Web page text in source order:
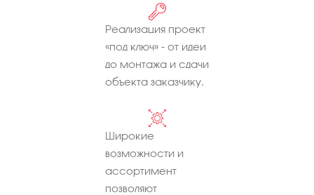
Реализация проект
«под ключ» - от идеи
до монтажа и сдачи
объекта заказчику.
Широкие
возможности и
ассортимент
позволяют